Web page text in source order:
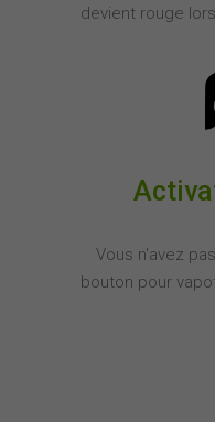
devient rouge
Vous n'avez
bouton pour